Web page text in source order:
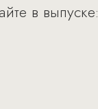
в выпуске: